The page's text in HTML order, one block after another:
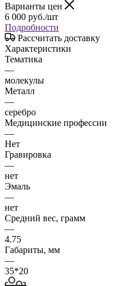
Варианты цен
6 000 руб./шт
Подробности
Рассчитать доставку
Характеристики
Тематика
—
молекулы
Металл
—
серебро
Медицинские профессии
—
Нет
Гравировка
—
нет
Эмаль
—
нет
Средний вес, грамм
—
4.75
Габариты, мм
—
35*20